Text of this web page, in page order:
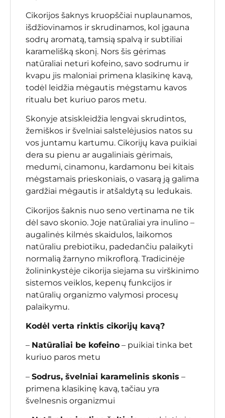
Cikorijos šaknys kruopščiai nuplaunamos,
išdžiovinamos ir skrudinamos, kol įgauna
sodrų aromatą, tamsią spalvą ir subtiliai
karamelišką skonį. Nors šis gėrimas
natūraliai neturi kofeino, savo sodrumu ir
kvapu jis maloniai primena klasikinę kavą,
todėl leidžia mėgautis mėgstamu kavos
ritualu bet kuriuo paros metu.
Skonyje atsiskleidžia lengvai skrudintos,
žemiškos ir švelniai salstelėjusios natos su
vos juntamu kartumu. Cikorijų kava puikiai
dera su pienu ar augaliniais gėrimais,
medumi, cinamonu, kardamonu bei kitais
mėgstamais prieskoniais, o vasarą ją galima
gardžiai mėgautis ir atšaldytą su ledukais.
Cikorijos šaknis nuo seno vertinama ne tik
dėl savo skonio. Joje natūraliai yra inulino –
augalinės kilmės skaidulos, laikomos
natūraliu prebiotiku, padedančiu palaikyti
normalią žarnyno mikroflorą. Tradicinėje
žolininkystėje cikorija siejama su virškinimo
sistemos veiklos, kepenų funkcijos ir
natūralių organizmo valymosi procesų
palaikymu.
Kodėl verta rinktis cikorijų kavą?
– Natūraliai be kofeino – puikiai tinka bet
kuriuo paros metu
– Sodrus, švelniai karamelinis skonis –
primena klasikinę kavą, tačiau yra
švelnesnis organizmui